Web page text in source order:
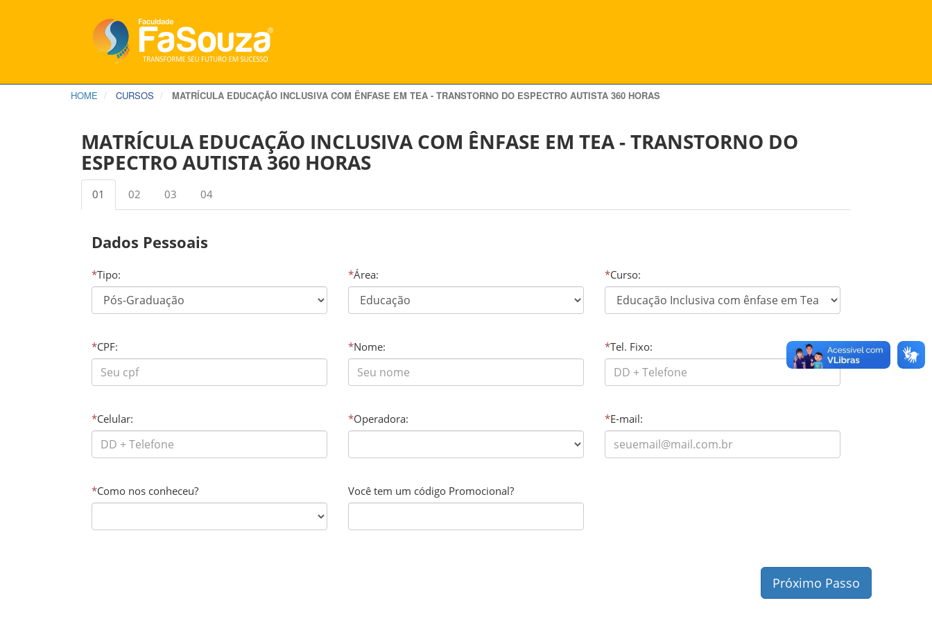
HOME CURSOS MATRÍCULA EDUCAÇÃO INCLUSIVA COM ÊNFASE EM TEA - TRANSTORNO DO ESPECTRO AUTISTA 360 HORAS
MATRÍCULA EDUCAÇÃO INCLUSIVA COM ÊNFASE EM TEA - TRANSTORNO DO
ESPECTRO AUTISTA 360 HORAS
01 02 03 04
Dados Pessoais
*Tipo: *Área: *Curso:
*CPF: *Nome: *Tel. Fixo:
*Celular: *Operadora: *E-mail:
*Como nos conheceu? Você tem um código Promocional?
Próximo Passo